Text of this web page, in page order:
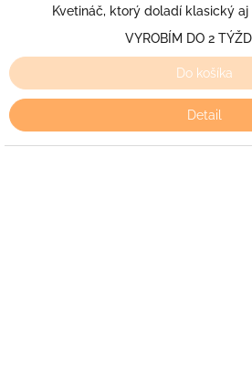
Kvetináč, ktorý doladí klasický
VYROBÍM DO 2
Do košíka
Detail